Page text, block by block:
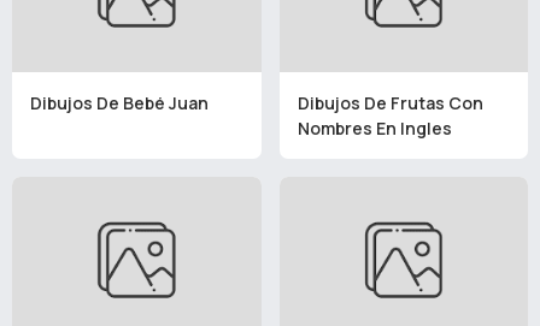
Dibujos De Bebé Juan
Dibujos De Frutas Con
Nombres En Ingles